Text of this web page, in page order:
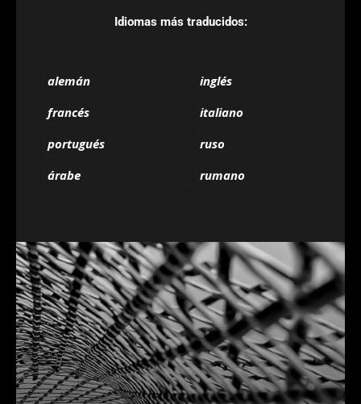
Idiomas más traducidos:
alemán
inglés
francés
italiano
portugués
ruso
árabe
rumano